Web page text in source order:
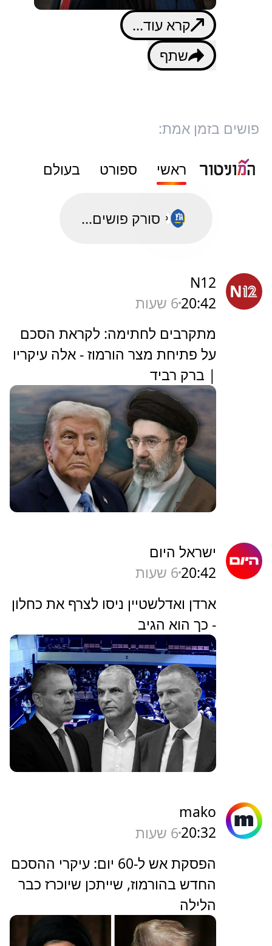
קרא עוד...
שתף
פושים בזמן אמת:
ראשי ספורט בעולם
סורק פושים...
N12
20:426 שעות
מתקרבים לחתימה: לקראת הסכם
על פתיחת מצר הורמוז - אלה עיקריו
| ברק רביד
ישראל היום
20:426 שעות
ארדן ואדלשטיין ניסו לצרף את כחלון
- כך הוא הגיב
mako
20:326 שעות
הפסקת אש ל-60 יום: עיקרי ההסכם
החדש בהורמוז, שייתכן שיוכרז כבר
הלילה